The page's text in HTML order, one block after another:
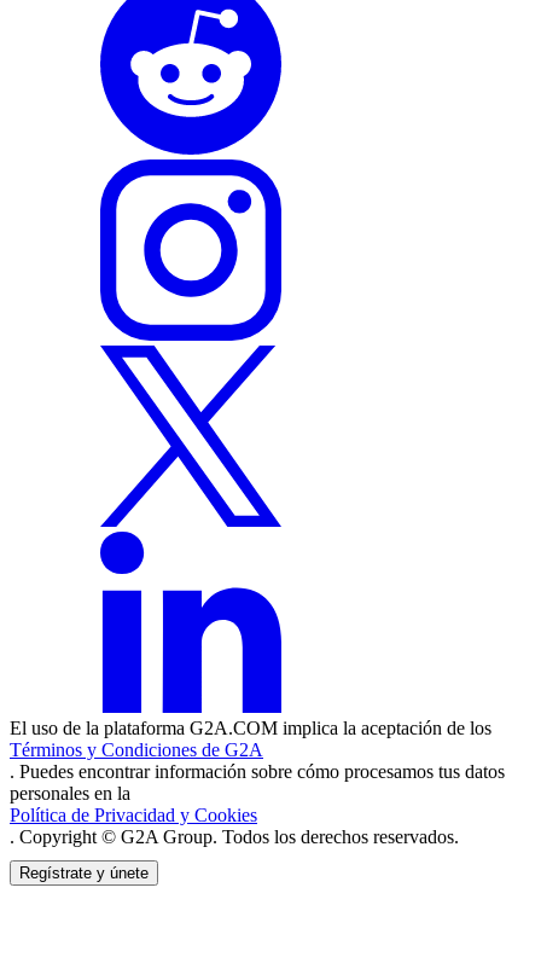
El uso de la plataforma G2A.COM implica la aceptación de los
Términos y Condiciones de G2A
. Puedes encontrar información sobre cómo procesamos tus datos
personales en la
Política de Privacidad y Cookies
. Copyright © G2A Group. Todos los derechos reservados.
Regístrate y únete